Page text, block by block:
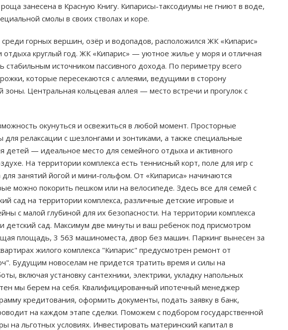
занесена в Красную Книгу. Кипарисы-таксодиумы не гниют в воде,
смолы в своих стволах и коре.
горных вершин, озёр и водопадов, расположился ЖК «Кипарис»
круглый год. ЖК «Кипарис» — уютное жилье у моря и отличная
источником пассивного дохода. По периметру всего
которые пересекаются с аллеями, ведущими в сторону
зоны. Центральная кольцевая аллея — место встречи и прогулок с
окунуться и освежиться в любой момент. Просторные
релаксации с шезлонгами и зонтиками, а также специальные
детей — идеальное место для семейного отдыха и активного
На территории комплекса есть теннисный корт, поле для игр с
занятий йогой и мини-гольфом. От «Кипариса» начинаются
можно покорить пешком или на велосипеде. Здесь все для семей с
сад на территории комплекса, различные детские игровые и
с малой глубиной для их безопасности. На территории комплекса
детский сад. Максимум две минуты и ваш ребенок под присмотром
площадь, 3 563 машиноместа, двор без машин. Паркинг вынесен за
жилого комплекса "Кипарис" предусмотрен ремонт от
Будущим новоселам не придется тратить время и силы на
включая установку сантехники, электрики, укладку напольных
мы берем на себя. Квалифицированный ипотечный менеджер
кредитования, оформить документы, подать заявку в банк,
на каждом этапе сделки. Поможем с подбором государственной
на льготных условиях. Инвестировать материнский капитал в